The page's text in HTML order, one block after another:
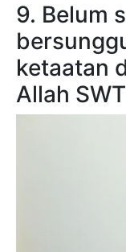
9. Belum
ketaatan
Allah SWT